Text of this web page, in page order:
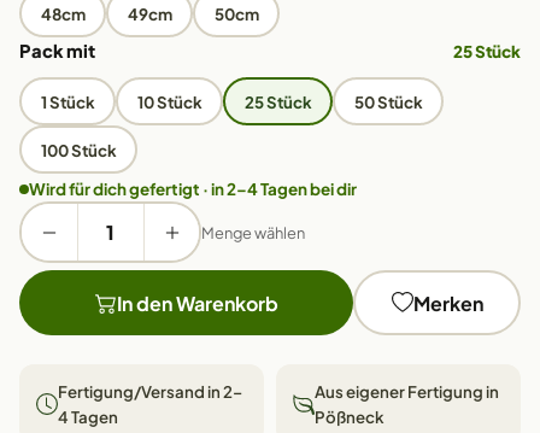
48cm 49cm 50cm
Pack mit 25 Stück
1 Stück 10 Stück 25 Stück 50 Stück
100 Stück
Wird für dich gefertigt · in 2–4 Tagen bei dir
Menge wählen
In den Warenkorb Merken
Fertigung/Versand in 2–
4 Tagen
Aus eigener Fertigung in
Pößneck